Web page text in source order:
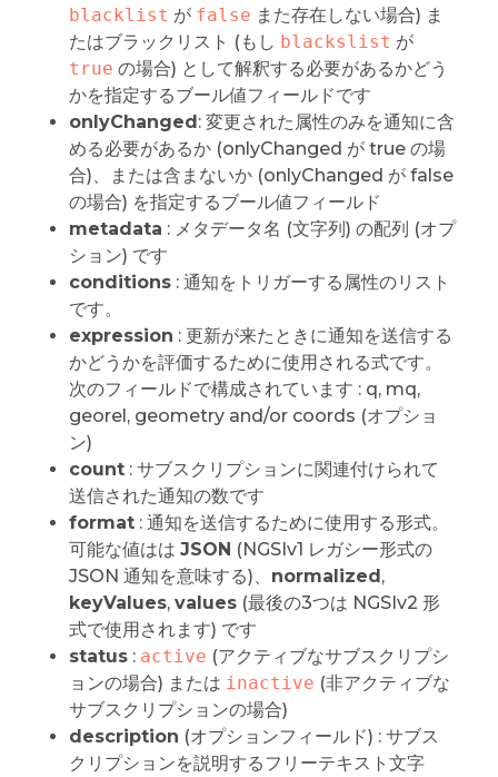
blacklist が false また存在しない場合) ま
たはブラックリスト (もし blackslist が
true の場合) として解釈する必要があるかどう
かを指定するブール値フィールドです
onlyChanged: 変更された属性のみを通知に含
める必要があるか (onlyChanged が true の場
合)、または含まないか (onlyChanged が false
の場合) を指定するブール値フィールド
metadata : メタデータ名 (文字列) の配列 (オプ
ション) です
conditions: 通知をトリガーする属性のリスト
です。
expression : 更新が来たときに通知を送信する
かどうかを評価するために使用される式です。
次のフィールドで構成されています : q, mq,
georel, geometry and/or coords (オプショ
ン)
count: サブスクリプションに関連付けられて
送信された通知の数です
format: 通知を送信するために使用する形式。
可能な値はは JSON (NGSIv1 レガシー形式の
JSON 通知を意味する)、 normalized,
keyValues, values(最後の3つは NGSIv2 形
式で使用されます) です
status: active (アクティブなサブスクリプシ
ョンの場合) または inactive (非アクティブな
サブスクリプションの場合)
description (オプションフィールド) : サブス
クリプションを説明するフリーテキスト文字